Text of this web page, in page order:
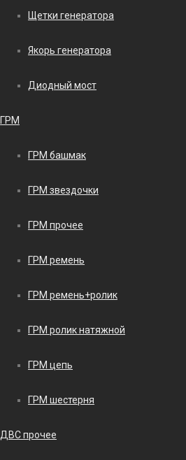
Щетки генератора
Якорь генератора
Диодный мост
ГРМ
ГРМ башмак
ГРМ звездочки
ГРМ прочее
ГРМ ремень
ГРМ ремень+ролик
ГРМ ролик натяжной
ГРМ цепь
ГРМ шестерня
ДВС прочее